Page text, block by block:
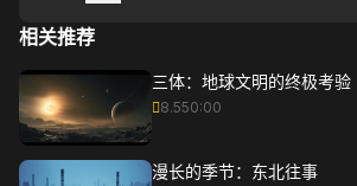
相关推荐
三体：地球文明的终极考验
8.550:00
漫长的季节：东北往事